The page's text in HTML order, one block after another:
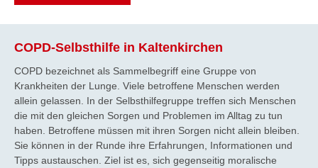
COPD-Selbsthilfe in Kaltenkirchen
COPD bezeichnet als Sammelbegriff eine Gruppe von
Krankheiten der Lunge. Viele betroffene Menschen werden
allein gelassen. In der Selbsthilfegruppe treffen sich Menschen
die mit den gleichen Sorgen und Problemen im Alltag zu tun
haben. Betroffene müssen mit ihren Sorgen nicht allein bleiben.
Sie können in der Runde ihre Erfahrungen, Informationen und
Tipps austauschen. Ziel ist es, sich gegenseitig moralische